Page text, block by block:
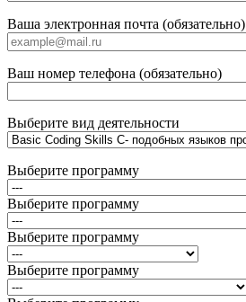
Ваша электронная почта (обязательно)
Ваш номер телефона (обязательно)
Выберите вид деятельности
Выберите программу
Выберите программу
Выберите программу
Выберите программу